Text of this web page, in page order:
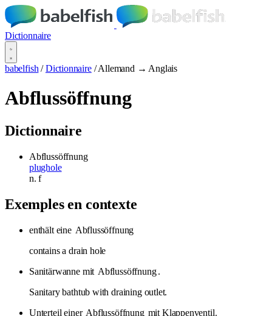
Dictionnaire
babelfish / Dictionnaire / Allemand → Anglais
Abflussöffnung
Dictionnaire
Abflussöffnung
plughole
n.f
Exemples en contexte
enthält eine Abflussöffnung
contains a drain hole
Sanitärwanne mit Abflussöffnung .
Sanitary bathtub with draining outlet.
Unterteil einer Abflussöffnung mit Klappenventil.